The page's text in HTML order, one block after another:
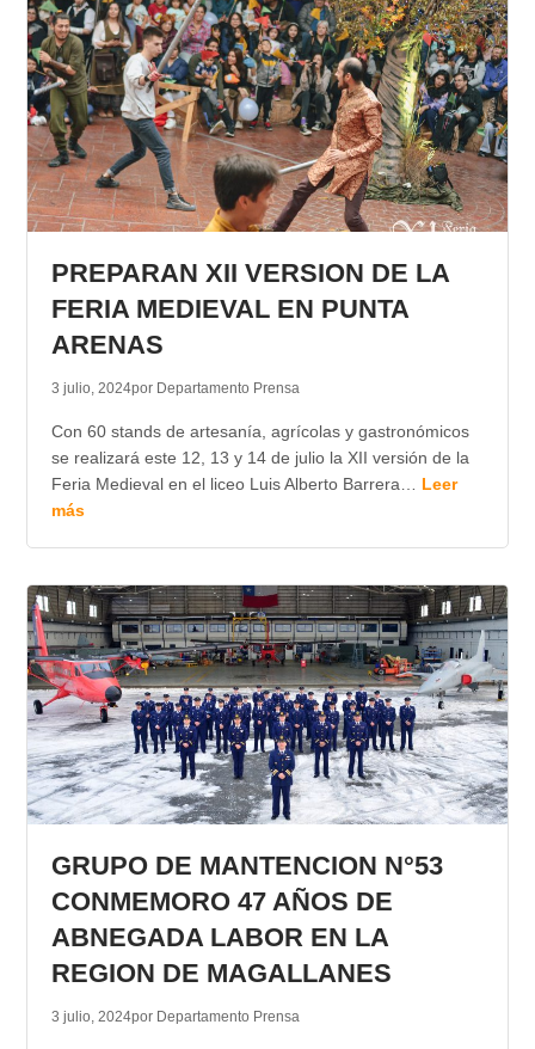
PREPARAN XII VERSION DE LA
FERIA MEDIEVAL EN PUNTA
ARENAS
3 julio, 2024por Departamento Prensa
Con 60 stands de artesanía, agrícolas y gastronómicos
se realizará este 12, 13 y 14 de julio la XII versión de la
Feria Medieval en el liceo Luis Alberto Barrera… Leer
más
GRUPO DE MANTENCION N°53
CONMEMORO 47 AÑOS DE
ABNEGADA LABOR EN LA
REGION DE MAGALLANES
3 julio, 2024por Departamento Prensa